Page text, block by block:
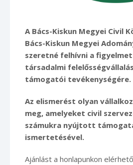
A Bács-Kiskun Megyei Civil
Bács-Kiskun Megyei
szeretné felhívni a
társadalmi
támogatói tevékenységére.
Az elismerést olyan
meg, amelyeket civil
számukra nyújtott
ismertetésével.
Ajánlást a honlapunkon